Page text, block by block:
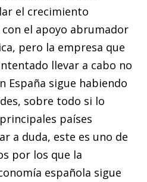
el crecimiento
el apoyo abrumador
pero la empresa que
llevar a cabo no
España sigue habiendo
sobre todo si lo
países
a duda, este es uno de
por los que la
española sigue